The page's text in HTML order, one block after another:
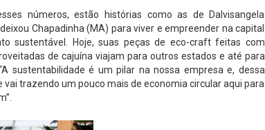
números, estão histórias como as de Dalvisangela
Chapadinha (MA) para viver e empreender na capital
sustentável. Hoje, suas peças de eco-craft feitas com
de cajuína viajam para outros estados e até para
sustentabilidade é um pilar na nossa empresa e, dessa
vai trazendo um pouco mais de economia circular aqui para